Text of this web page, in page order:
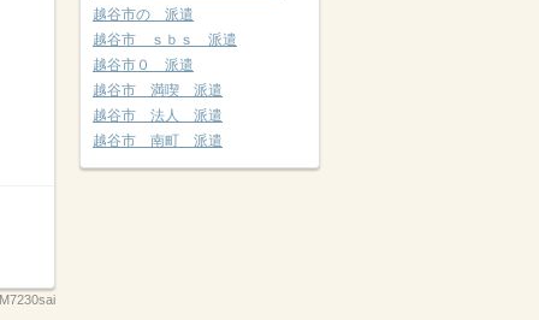
越谷市の 派遣
越谷市 ｓｂｓ 派遣
越谷市０ 派遣
越谷市 満喫 派遣
越谷市 法人 派遣
越谷市 南町 派遣